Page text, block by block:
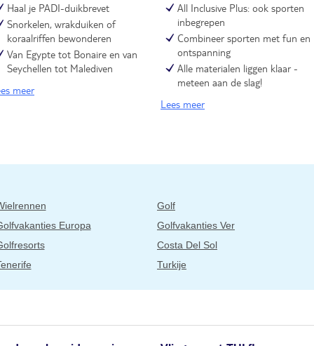
Haal je PADI-duikbrevet
Snorkelen, wrakduiken of
koraalriffen bewonderen
Van Egypte tot Bonaire en van
Seychellen tot Malediven
meer
All Inclusive Plus: ook sporten
inbegrepen
Combineer sporten met fun en
ontspanning
Alle materialen liggen klaar -
meteen aan de slag!
Lees meer
Golf
Europa
Golfvakanties Ver
Costa Del Sol
Turkije